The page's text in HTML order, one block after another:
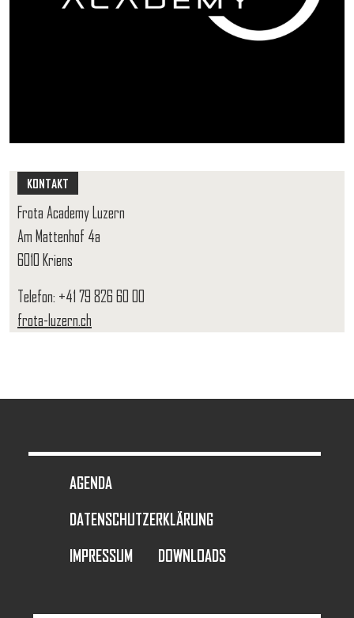
KONTAKT
Frota Academy Luzern
Am Mattenhof 4a
6010 Kriens
Telefon: +41 79 826 60 00
frota-luzern.ch
FOOTER MENU
AGENDA
DATENSCHUTZERKLÄRUNG
IMPRESSUM
DOWNLOADS